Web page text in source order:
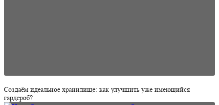
Создаём идеальное хранилище: как улучшить уже имеющийся
гардероб?